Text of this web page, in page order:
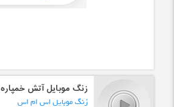
زنگ موبایل آتش خمپاره
زنگ موبایل اس ام اس